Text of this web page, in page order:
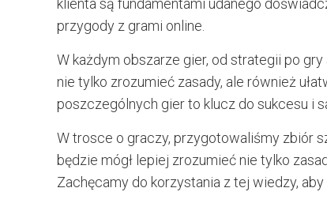
klienta są fundamentami udanego
przygody z grami online.
W każdym obszarze gier, od strategii po
nie tylko zrozumieć zasady, ale również
poszczególnych gier to klucz do sukcesu i
W trosce o graczy, przygotowaliśmy zbiór
będzie mógł lepiej zrozumieć nie tylko
Zachęcamy do korzystania z tej wiedzy,